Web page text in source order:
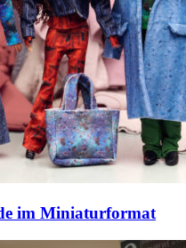
im Miniaturformat